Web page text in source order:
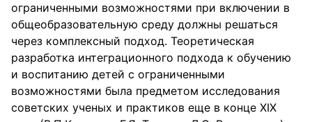
ограниченными возможностями при включении в
общеобразовательную среду должны решаться
через комплексный подход. Теоретическая
разработка интеграционного подхода к обучению
и воспитанию детей с ограниченными
возможностями была предметом исследования
советских ученых и практиков еще в конце XIX